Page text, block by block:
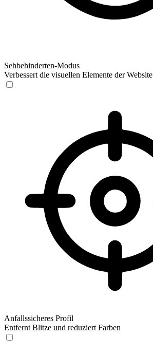
Sehbehinderten-Modus
Verbessert die visuellen Elemente der Website
Anfallssicheres Profil
Entfernt Blitze und reduziert Farben